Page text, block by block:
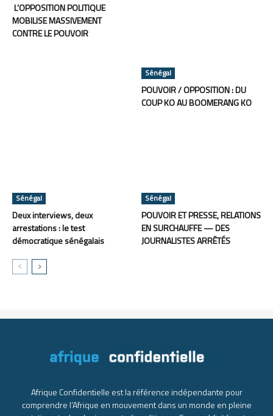
L’OPPOSITION POLITIQUE
MOBILISE MASSIVEMENT
CONTRE LE POUVOIR
Sénégal
POUVOIR / OPPOSITION : DU
COUP KO AU BOOMERANG KO
Sénégal
Deux interviews, deux
arrestations : le test
démocratique sénégalais
Sénégal
POUVOIR ET PRESSE, RELATIONS
EN SURCHAUFFE — DES
JOURNALISTES ARRÊTÉS
Afrique Confidentielle est la référence indépendante pour
comprendre l’Afrique en mouvement dans un monde en pleine